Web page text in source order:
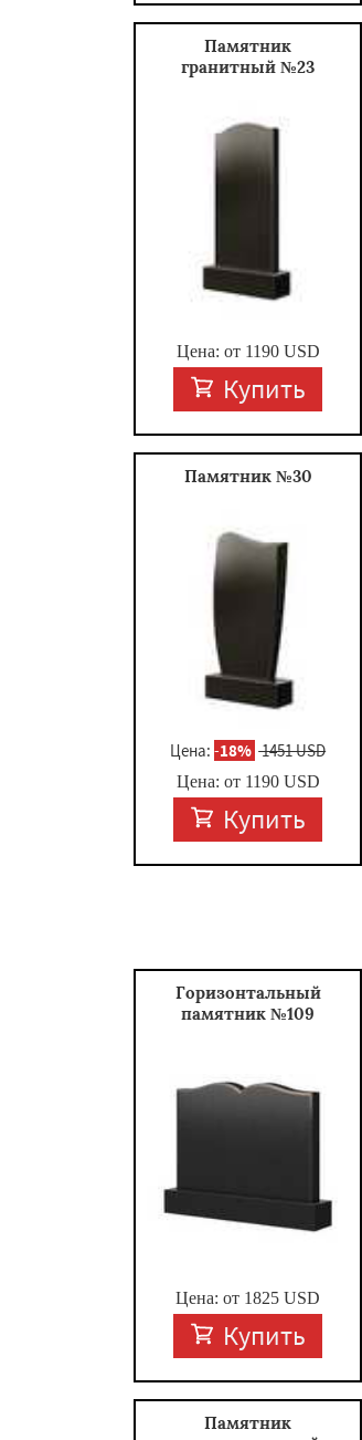
Памятник
гранитный №23
Цена: от 1190USD
Купить
Памятник №30
Цена:-18% 1451 USD
Цена: от 1190USD
Купить
Горизонтальный
памятник №109
Цена: от 1825 USD
Купить
Памятник